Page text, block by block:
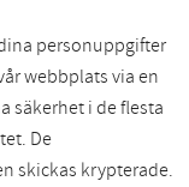
personuppgifter
webbplats via en
säkerhet i de flesta
De
skickas krypterade.